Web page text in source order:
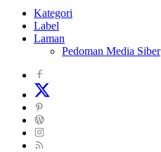
Kategori
Label
Laman
Pedoman Media Siber